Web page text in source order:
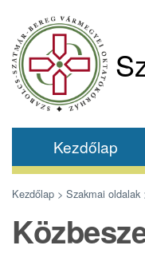
Kezdőlap
Kezdőlap > Szakmai oldalak